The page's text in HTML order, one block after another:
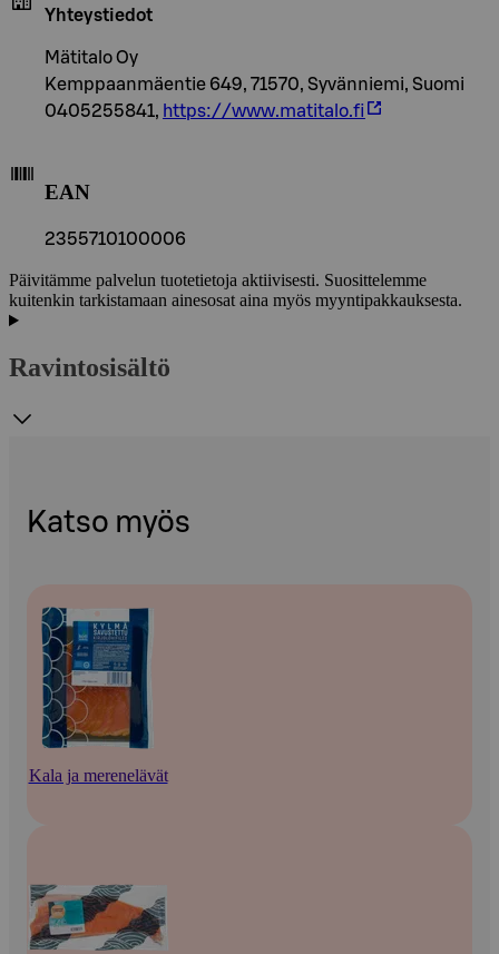
Yhteystiedot
Mätitalo Oy
Kemppaanmäentie 649, 71570, Syvänniemi, Suomi
0405255841, https://www.matitalo.fi
EAN
2355710100006
Päivitämme palvelun tuotetietoja aktiivisesti. Suosittelemme
kuitenkin tarkistamaan ainesosat aina myös myyntipakkauksesta.
Ravintosisältö
Katso myös
Kala ja merenelävät